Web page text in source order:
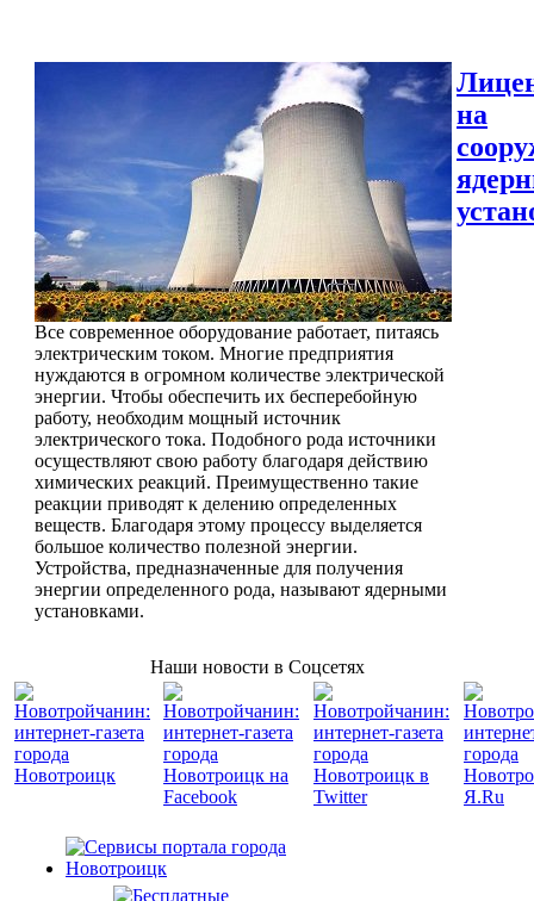
Все современное оборудование работает, питаясь
электрическим током. Многие предприятия
нуждаются в огромном количестве электрической
энергии. Чтобы обеспечить их бесперебойную
работу, необходим мощный источник
электрического тока. Подобного рода источники
осуществляют свою работу благодаря действию
химических реакций. Преимущественно такие
реакции приводят к делению определенных
веществ. Благодаря этому процессу выделяется
большое количество полезной энергии.
Устройства, предназначенные для получения
энергии определенного рода, называют ядерными
установками.
на
Наши новости в Соцсетях